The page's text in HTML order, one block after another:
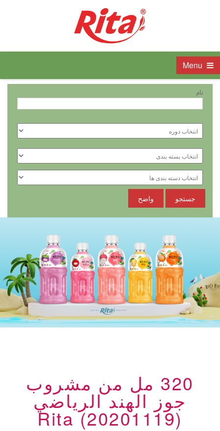
نام
جستجو واضح
320 مل من مشروب
جوز الهند الرياضي
Rita (20201119)